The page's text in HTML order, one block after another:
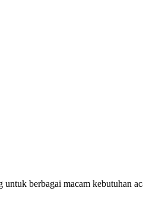
untuk berbagai macam kebutuhan